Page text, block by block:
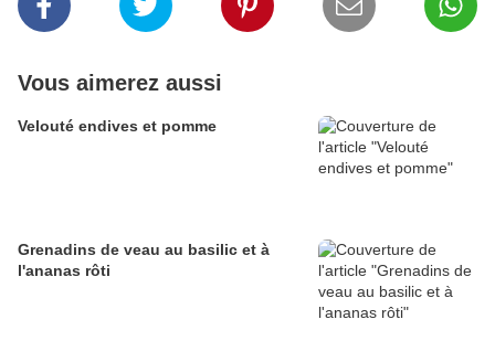
Vous aimerez aussi
Velouté endives et pomme
Grenadins de veau au basilic et à
l'ananas rôti